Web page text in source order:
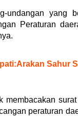
undangan yang
Peraturan
Sahur
membacakan
peraturan